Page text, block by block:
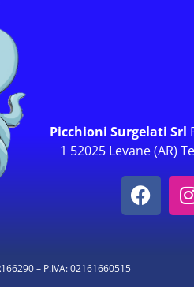
Picchioni Surgelati Srl
1 52025 Levane (AR)
– P.IVA: 02161660515